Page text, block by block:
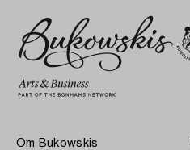
Om Bukowskis